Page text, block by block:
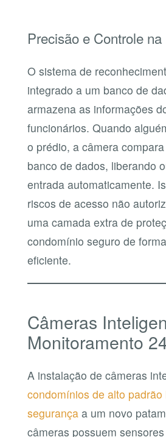
Precisão e Controle
O sistema de
integrado a um banco de
armazena as informações
funcionários. Quando
o prédio, a câmera
banco de dados, liberando
entrada automaticamente.
riscos de acesso não
uma camada extra de
condomínio seguro de
eficiente.
Câmeras
Monitoramento
A instalação de câmeras
condomínios de alto padrão
segurançaa um novo
câmeras possuem